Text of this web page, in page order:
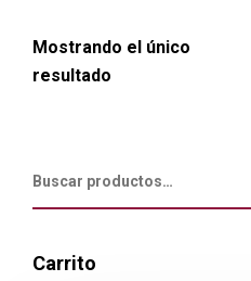
Mostrando el único
resultado
Carrito